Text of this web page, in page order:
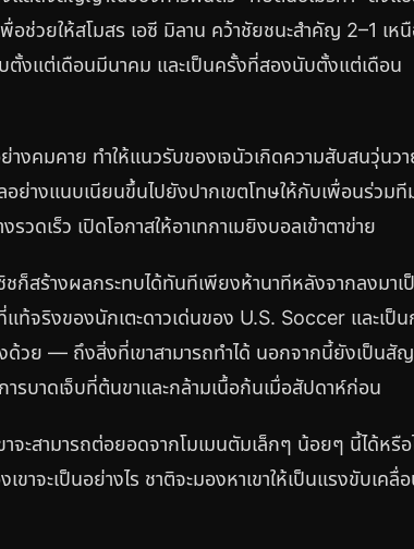
ช่วยให้สโมสร เอซี มิลาน คว้าชัยชนะสำคัญ 2–1 เหนื
งแต่เดือนมีนาคม และเป็นครั้งที่สองนับตั้งแต่เดือน
ย่างคมคาย ทำให้แนวรับของเจนัวเกิดความสับสนวุ่นว
ย่างแนบเนียนขึ้นไปยังปากเขตโทษให้กับเพื่อนร่วมที
ดเร็ว เปิดโอกาสให้อาเทกาเมยิงบอลเข้าตาข่าย
ก็สร้างผลกระทบได้ทันทีเพียงห้านาทีหลังจากลงมาเ
จริงของนักเตะดาวเด่นของ U.S. Soccer และเป็น
ด้วย — ถึงสิ่งที่เขาสามารถทำได้ นอกจากนี้ยังเป็น
รบาดเจ็บที่ต้นขาและกล้ามเนื้อก้นเมื่อสัปดาห์ก่อน
ะสามารถต่อยอดจากโมเมนตัมเล็กๆ น้อยๆ นี้ได้หรือ
ขาจะเป็นอย่างไร ชาติจะมองหาเขาให้เป็นแรงขับเคลื่